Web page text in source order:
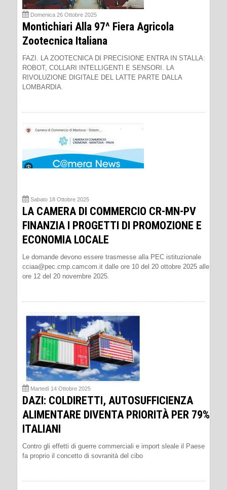
Domenica 26 Ottobre 2025
Montichiari Alla 97^ Fiera Agricola
Zootecnica Italiana
FAZI. LA ZOOTECNICA DI PRECISIONE ENTRA IN STALLA:
ROBOT, COLLARI INTELLIGENTI E SENSORI. LA
RIVOLUZIONE DIGITALE DEL LATTE PARTE DALLA
LOMBARDIA.
Sabato 18 Ottobre 2025
LA CAMERA DI COMMERCIO CR-MN-PV
FINANZIA I PROGETTI DI PROMOZIONE E
ECONOMIA LOCALE
Le domande devono essere trasmesse alla PEC istituzionale
cciaa@pec.cmp.camcom.it dalle ore 10 del 20 ottobre 2025 alle
ore 12 del 20 novembre 2025.
Martedì 14 Ottobre 2025
DAZI: COLDIRETTI, AUTOSUFFICIENZA
ALIMENTARE DIVENTA PRIORITÀ PER 79%
ITALIANI
Contro gli effetti di guerre commerciali e import sleale il Paese
fa proprio il concetto di sovranità del cibo